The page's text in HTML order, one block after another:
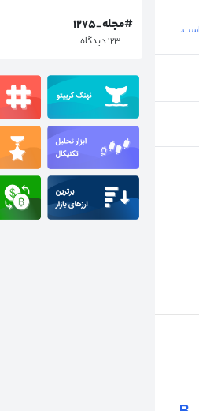
#مجله_۱۲۷۵
۱۲۳ دیدگاه